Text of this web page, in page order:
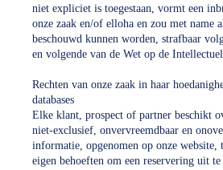
niet expliciet is toegestaan, vormt een
onze zaak en/of elloha en zou met name
beschouwd kunnen worden, strafbaar
en volgende van de Wet op de
Rechten van onze zaak in haar
databases
Elke klant, prospect of partner beschikt
niet-exclusief, onvervreemdbaar en
informatie, opgenomen op onze website,
eigen behoeften om een reservering uit te